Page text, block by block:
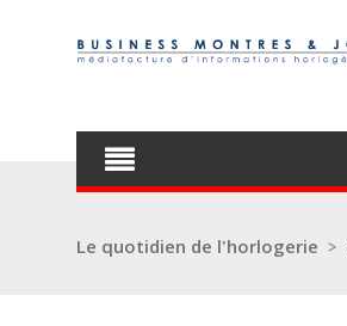
Le quotidien de l'horlogerie >